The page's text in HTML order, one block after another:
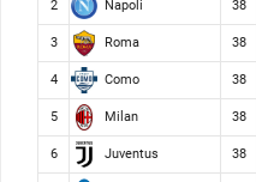
2 Napoli 38
3 Roma 38
4 Como 38
5 Milan 38
6 Juventus 38